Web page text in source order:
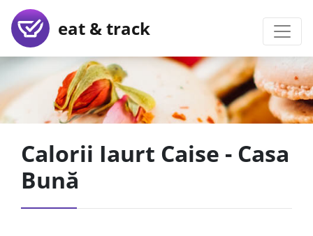
eat & track
Calorii Iaurt Caise - Casa
Bună